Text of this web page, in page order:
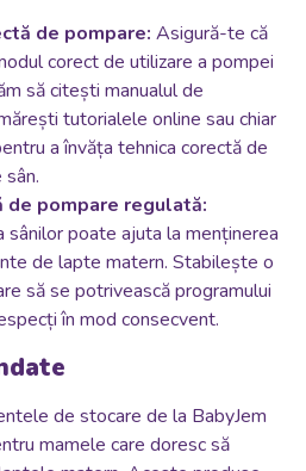
de pompare: Asigură-te că
corect de utilizare a pompei
să citești manualul de
tutorialele online sau chiar
a învăța tehnica corectă de
pompare regulată:
sânilor poate ajuta la menținerea
de lapte matern. Stabilește o
să se potrivească programului
în mod consecvent.
de stocare de la BabyJem
mamele care doresc să